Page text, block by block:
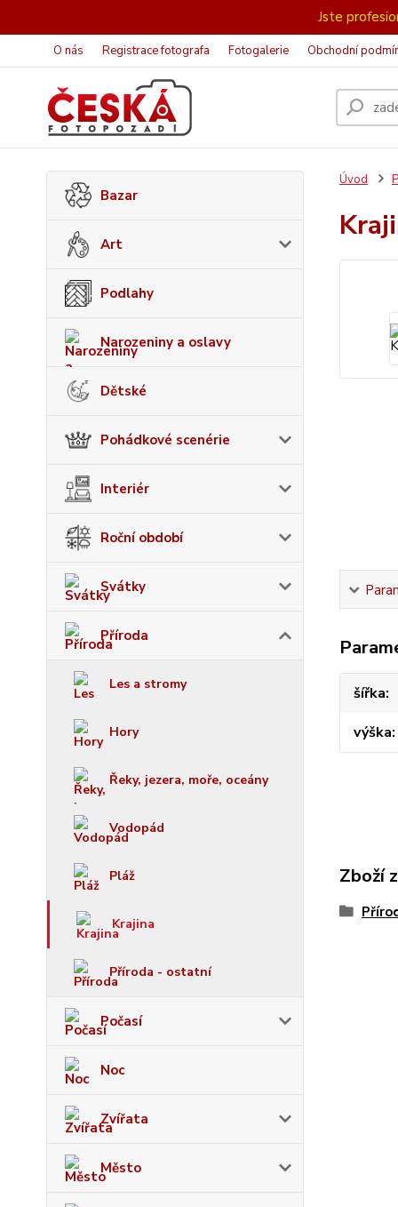
Jste
O nás Registrace fotografa Fotogalerie Obchodní
Bazar
Art
Podlahy
Narozeniny a oslavy
Dětské
Pohádkové scenérie
Interiér
Roční období
Svátky
Příroda
Les a stromy
Hory
Řeky, jezera, moře, oceány
Vodopád
Pláž
Krajina
Příroda - ostatní
Počasí
Noc
Zvířata
Město
Úvod
šířka
výška
Zboží